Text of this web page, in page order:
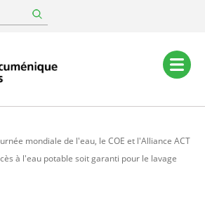
mondiale de l'eau, le COE et l'Alliance ACT
à l'eau potable soit garanti pour le lavage